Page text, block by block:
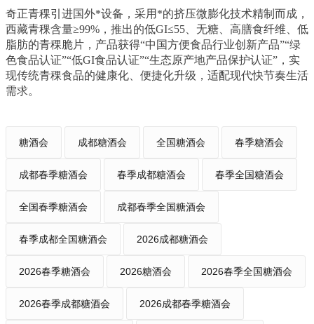
奇正青稞引进国外*设备，采用*的挤压微膨化技术精制而成，
西藏青稞含量≥99%，推出的低GI≤55、无糖、高膳食纤维、低
脂肪的青稞脆片，产品获得“中国方便食品行业创新产品”“绿
色食品认证”“低GI食品认证”“生态原产地产品保护认证”，实
现传统青稞食品的健康化、便捷化升级，适配现代快节奏生活
需求。
糖酒会 成都糖酒会 全国糖酒会 春季糖酒会
成都春季糖酒会 春季成都糖酒会 春季全国糖酒会
全国春季糖酒会 成都春季全国糖酒会
春季成都全国糖酒会 2026成都糖酒会
2026春季糖酒会 2026糖酒会 2026春季全国糖酒会
2026春季成都糖酒会 2026成都春季糖酒会